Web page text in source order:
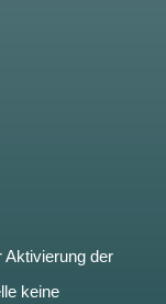
Aktivierung der
keine